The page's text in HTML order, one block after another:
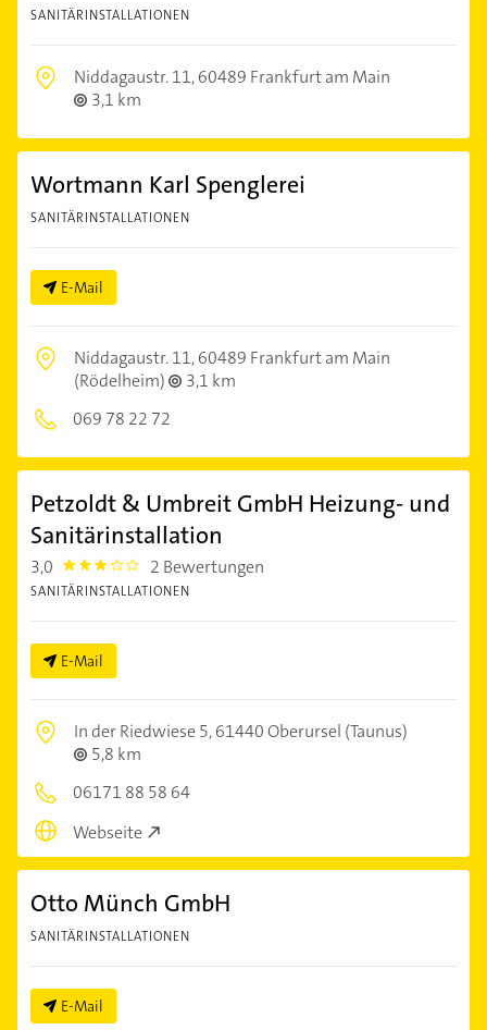
SANITÄRINSTALLATIONEN
Niddagaustr. 11,60489 Frankfurt am Main
3,1 km
Wortmann Karl Spenglerei
SANITÄRINSTALLATIONEN
E-Mail
Niddagaustr. 11,60489 Frankfurt am Main
(Rödelheim)
3,1 km
069 78 22 72
Petzoldt & Umbreit GmbH Heizung- und
Sanitärinstallation
3,0 3.0 2 Bewertungen
SANITÄRINSTALLATIONEN
E-Mail
In der Riedwiese 5,61440 Oberursel (Taunus)
5,8 km
06171 88 58 64
Webseite
Otto Münch GmbH
SANITÄRINSTALLATIONEN
E-Mail